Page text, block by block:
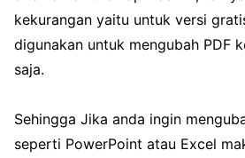
kekurangan yaitu untuk versi
digunakan untuk mengubah PDF
saja.
Sehingga Jika anda ingin
seperti PowerPoint atau Excel